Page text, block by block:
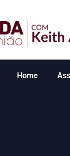
Home